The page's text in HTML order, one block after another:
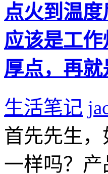
点火到温
应该是工
厚点，再
生活笔记
首先先生
一样吗？